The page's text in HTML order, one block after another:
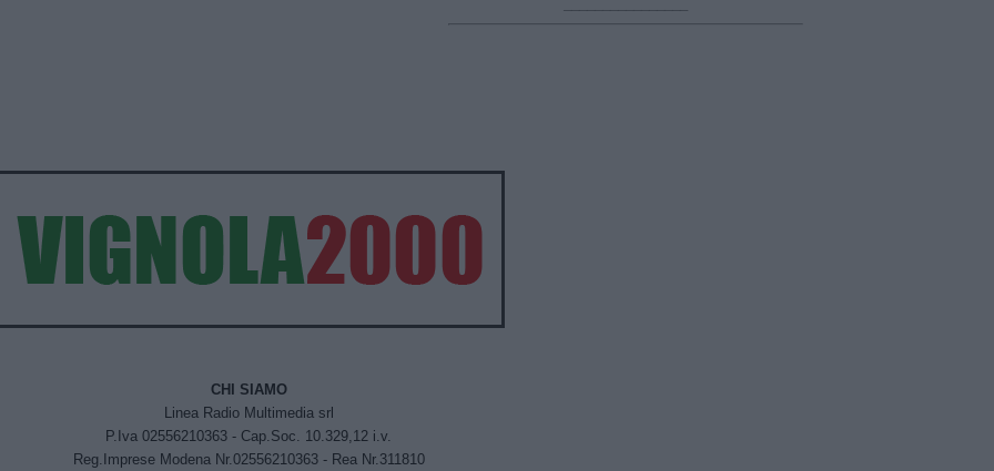
CHI SIAMO
Linea Radio Multimedia srl
P.Iva 02556210363 - Cap.Soc. 10.329,12 i.v.
Reg.Imprese Modena Nr.02556210363 - Rea Nr.311810